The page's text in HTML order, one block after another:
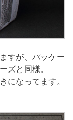
すが、パッケー
ズと同様。
になってます。